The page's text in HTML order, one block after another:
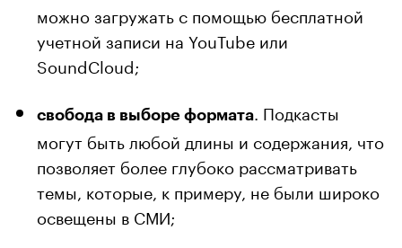
можно загружать с помощью бесплатной
учетной записи на YouTube или
SoundCloud;
свобода в выборе формата
. Подкасты
могут быть любой длины и содержания, что
позволяет более глубоко рассматривать
темы, которые, к примеру, не были широко
освещены в СМИ;